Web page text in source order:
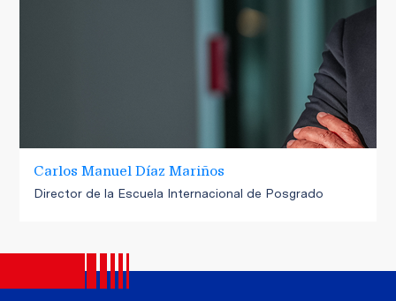
Carlos Manuel Díaz Mariños
Director de la Escuela Internacional de Posgrado